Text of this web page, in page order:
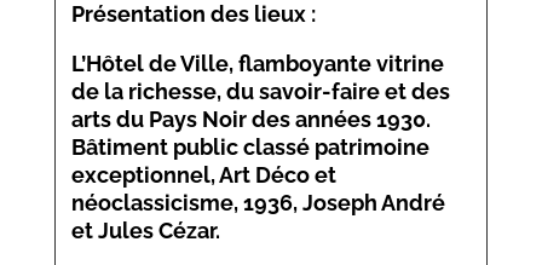
Présentation des lieux :
L’Hôtel de Ville, flamboyante vitrine
de la richesse, du savoir-faire et des
arts du Pays Noir des années 1930.
Bâtiment public classé patrimoine
exceptionnel, Art Déco et
néoclassicisme, 1936, Joseph André
et Jules Cézar.